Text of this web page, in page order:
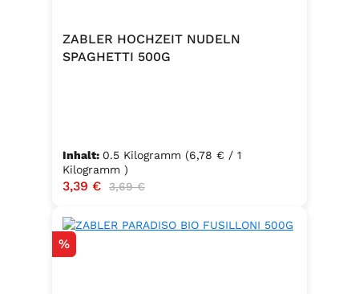
ZABLER HOCHZEIT NUDELN
SPAGHETTI 500G
Inhalt: 0.5 Kilogramm (6,78 € / 1
Kilogramm )
Verkaufspreis:
3,39 € Regulärer Preis:
3,69 €
Rabatt
%